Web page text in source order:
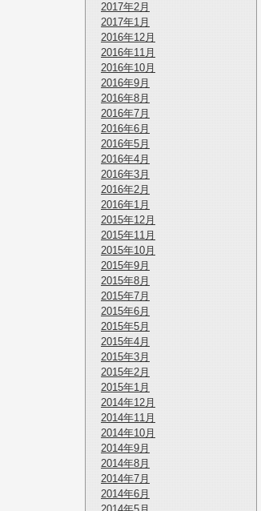
2017年2月
2017年1月
2016年12月
2016年11月
2016年10月
2016年9月
2016年8月
2016年7月
2016年6月
2016年5月
2016年4月
2016年3月
2016年2月
2016年1月
2015年12月
2015年11月
2015年10月
2015年9月
2015年8月
2015年7月
2015年6月
2015年5月
2015年4月
2015年3月
2015年2月
2015年1月
2014年12月
2014年11月
2014年10月
2014年9月
2014年8月
2014年7月
2014年6月